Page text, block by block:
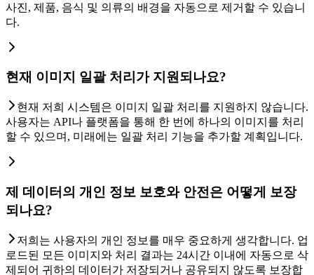
사진, 제품, 음식 및 의류의 배경을 자동으로 제거할 수 있습니
다.
현재 이미지 일괄 처리가 지원되나요?
현재 저희 시스템은 이미지 일괄 처리를 지원하지 않습니다.
사용자는 API나 플랫폼을 통해 한 번에 하나의 이미지를 처리
할 수 있으며, 미래에는 일괄 처리 기능을 추가할 계획입니다.
제 데이터의 개인 정보 보호와 안전은 어떻게 보장
되나요?
저희는 사용자의 개인 정보를 매우 중요하게 생각합니다. 업
로드된 모든 이미지와 처리 결과는 24시간 이내에 자동으로 삭
제되어 귀하의 데이터가 저장되거나 공유되지 않도록 보장합